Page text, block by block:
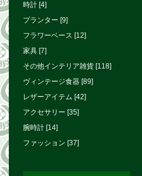
時計 [4]
プランター [9]
フラワーベース [12]
家具 [7]
その他インテリア雑貨 [118]
ヴィンテージ食器 [89]
レザーアイテム [42]
アクセサリー [35]
腕時計 [14]
ファッション [37]